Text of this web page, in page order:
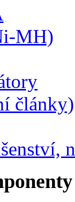
MH)
články)